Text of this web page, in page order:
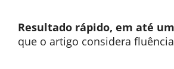
Resultado rápido, em até
que o artigo considera